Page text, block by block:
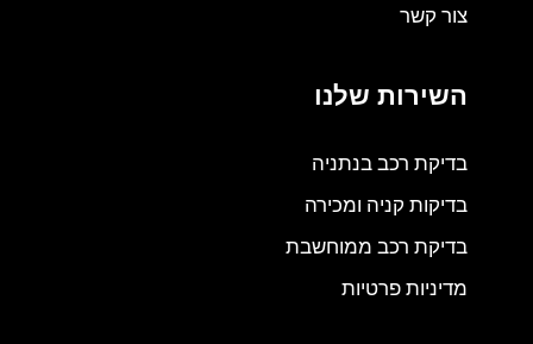
צור קשר
השירות שלנו
בדיקת רכב בנתניה
בדיקות קניה ומכירה
בדיקת רכב ממוחשבת
מדיניות פרטיות